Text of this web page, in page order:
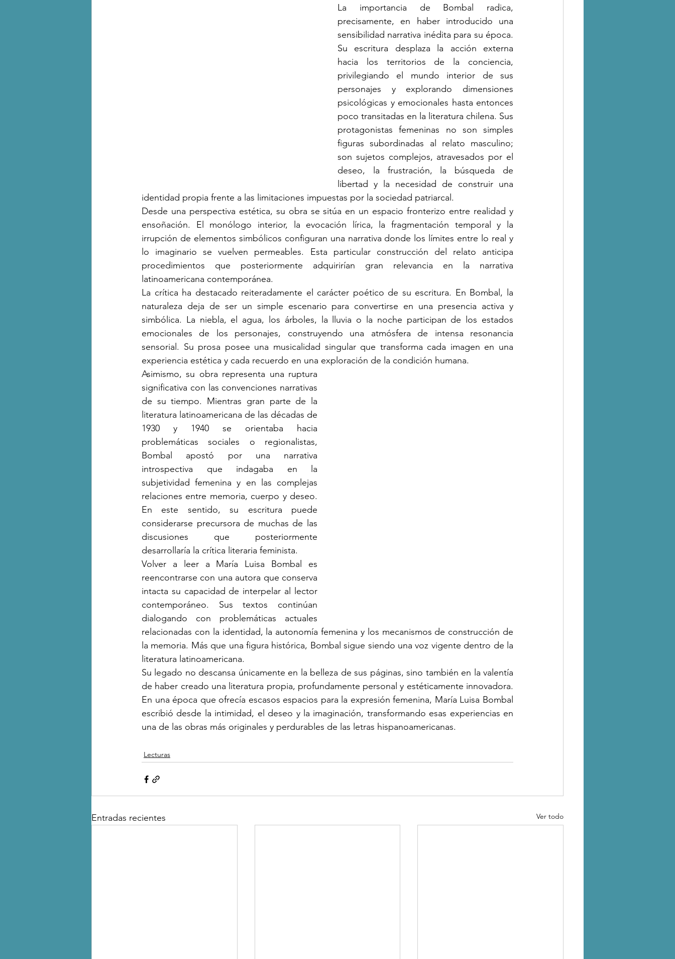
La importancia de Bombal radica,
precisamente, en haber introducido una
sensibilidad narrativa inédita para su época.
Su escritura desplaza la acción externa
hacia los territorios de la conciencia,
privilegiando el mundo interior de sus
personajes y explorando dimensiones
psicológicas y emocionales hasta entonces
poco transitadas en la literatura chilena. Sus
protagonistas femeninas no son simples
figuras subordinadas al relato masculino;
son sujetos complejos, atravesados por el
deseo, la frustración, la búsqueda de
libertad y la necesidad de construir una
identidad propia frente a las limitaciones impuestas por la sociedad patriarcal.
Desde una perspectiva estética, su obra se sitúa en un espacio fronterizo entre realidad y
ensoñación. El monólogo interior, la evocación lírica, la fragmentación temporal y la
irrupción de elementos simbólicos configuran una narrativa donde los límites entre lo real y
lo imaginario se vuelven permeables. Esta particular construcción del relato anticipa
procedimientos que posteriormente adquirirían gran relevancia en la narrativa
latinoamericana contemporánea.
La crítica ha destacado reiteradamente el carácter poético de su escritura. En Bombal, la
naturaleza deja de ser un simple escenario para convertirse en una presencia activa y
simbólica. La niebla, el agua, los árboles, la lluvia o la noche participan de los estados
emocionales de los personajes, construyendo una atmósfera de intensa resonancia
sensorial. Su prosa posee una musicalidad singular que transforma cada imagen en una
experiencia estética y cada recuerdo en una exploración de la condición humana.
Asimismo, su obra representa una ruptura
significativa con las convenciones narrativas
de su tiempo. Mientras gran parte de la
literatura latinoamericana de las décadas de
1930 y 1940 se orientaba hacia
problemáticas sociales o regionalistas,
Bombal apostó por una narrativa
introspectiva que indagaba en la
subjetividad femenina y en las complejas
relaciones entre memoria, cuerpo y deseo.
En este sentido, su escritura puede
considerarse precursora de muchas de las
discusiones que posteriormente
desarrollaría la crítica literaria feminista.
Volver a leer a María Luisa Bombal es
reencontrarse con una autora que conserva
intacta su capacidad de interpelar al lector
contemporáneo. Sus textos continúan
dialogando con problemáticas actuales
relacionadas con la identidad, la autonomía femenina y los mecanismos de construcción de
la memoria. Más que una figura histórica, Bombal sigue siendo una voz vigente dentro de la
literatura latinoamericana.
Su legado no descansa únicamente en la belleza de sus páginas, sino también en la valentía
de haber creado una literatura propia, profundamente personal y estéticamente innovadora.
En una época que ofrecía escasos espacios para la expresión femenina, María Luisa Bombal
escribió desde la intimidad, el deseo y la imaginación, transformando esas experiencias en
una de las obras más originales y perdurables de las letras hispanoamericanas.
Lecturas
Entradas recientes Ver todo